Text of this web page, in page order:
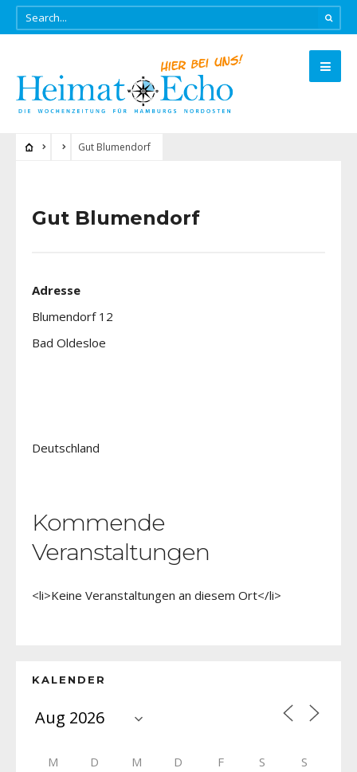
Gut Blumendorf
Gut Blumendorf
Adresse
Blumendorf 12
Bad Oldesloe
Deutschland
Kommende
Veranstaltungen
<li>Keine Veranstaltungen an diesem Ort</li>
KALENDER
M D M D F S S